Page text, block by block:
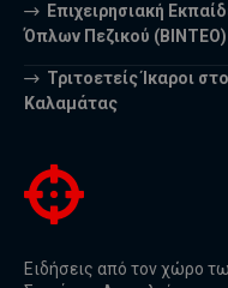
Επιχειρησιακή
Όπλων Πεζικού (ΒΙΝΤΕΟ)
Τριτοετείς Ίκαροι
Καλαμάτας
Ειδήσεις από τον χώρο